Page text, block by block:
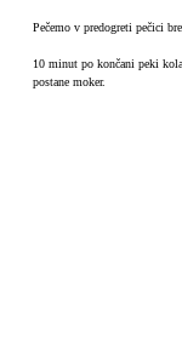
Pečemo v predogreti pečici
10 minut po končani peki
postane moker.